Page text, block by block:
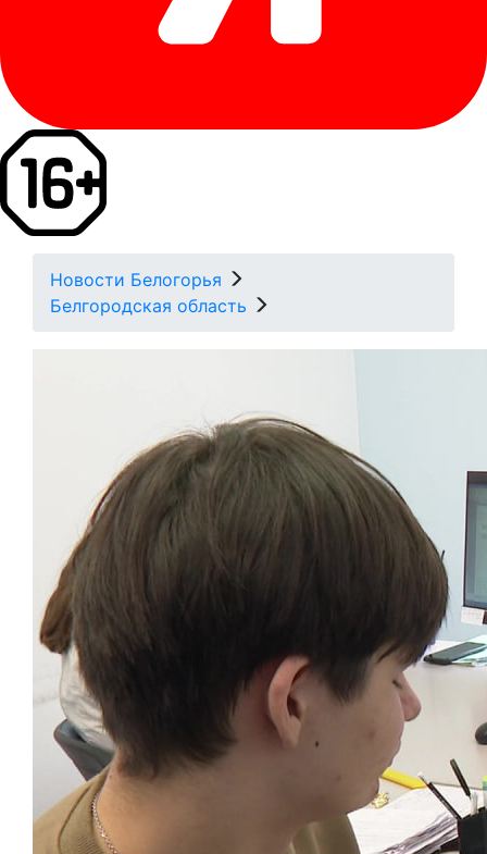
Новости Белогорья
Белгородская область